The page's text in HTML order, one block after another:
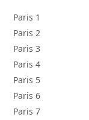
Paris 1
Paris 2
Paris 3
Paris 4
Paris 5
Paris 6
Paris 7